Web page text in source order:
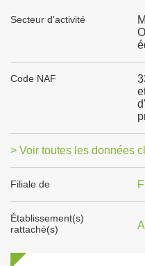
Secteur d'activité
Code NAF
> Voir toutes les données
Filiale de
Établissement(s)
rattaché(s)